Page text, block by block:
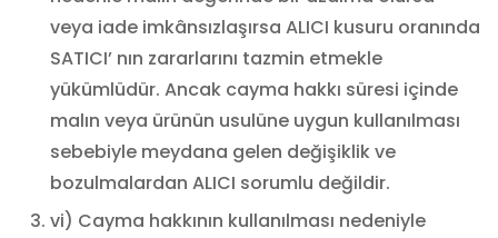
veya iade imkânsızlaşırsa ALICI kusuru oranında
SATICI’ nın zararlarını tazmin etmekle
yükümlüdür. Ancak cayma hakkı süresi içinde
malın veya ürünün usulüne uygun kullanılması
sebebiyle meydana gelen değişiklik ve
bozulmalardan ALICI sorumlu değildir.
vi) Cayma hakkının kullanılması nedeniyle